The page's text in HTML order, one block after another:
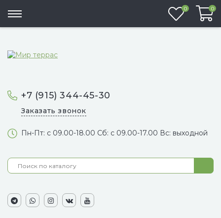
+7 (915) 344-45-30
Заказать звонок
Пн-Пт: с 09.00-18.00 Сб: с 09.00-17.00 Вс: выходной
0 0